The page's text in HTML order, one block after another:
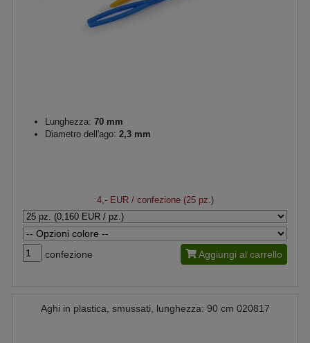
Lunghezza: 70 mm
Diametro dell'ago: 2,3 mm
4,- EUR/ confezione (25 pz.)
confezione Aggiungi al carrello
Aghi in plastica, smussati, lunghezza: 90 cm 020817